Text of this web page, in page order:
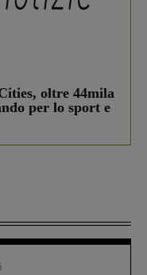
oltre 44mila
per lo sport e